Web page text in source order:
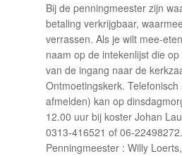
Bij de penningmeester zijn
betaling verkrijgbaar,
verrassen. Als je wilt mee-
naam op de intekenlijst die
van de ingang naar de
Ontmoetingskerk.
afmelden) kan op
12.00 uur bij koster Johan
0313-416521 of 06-22498272.
Penningmeester : Willy